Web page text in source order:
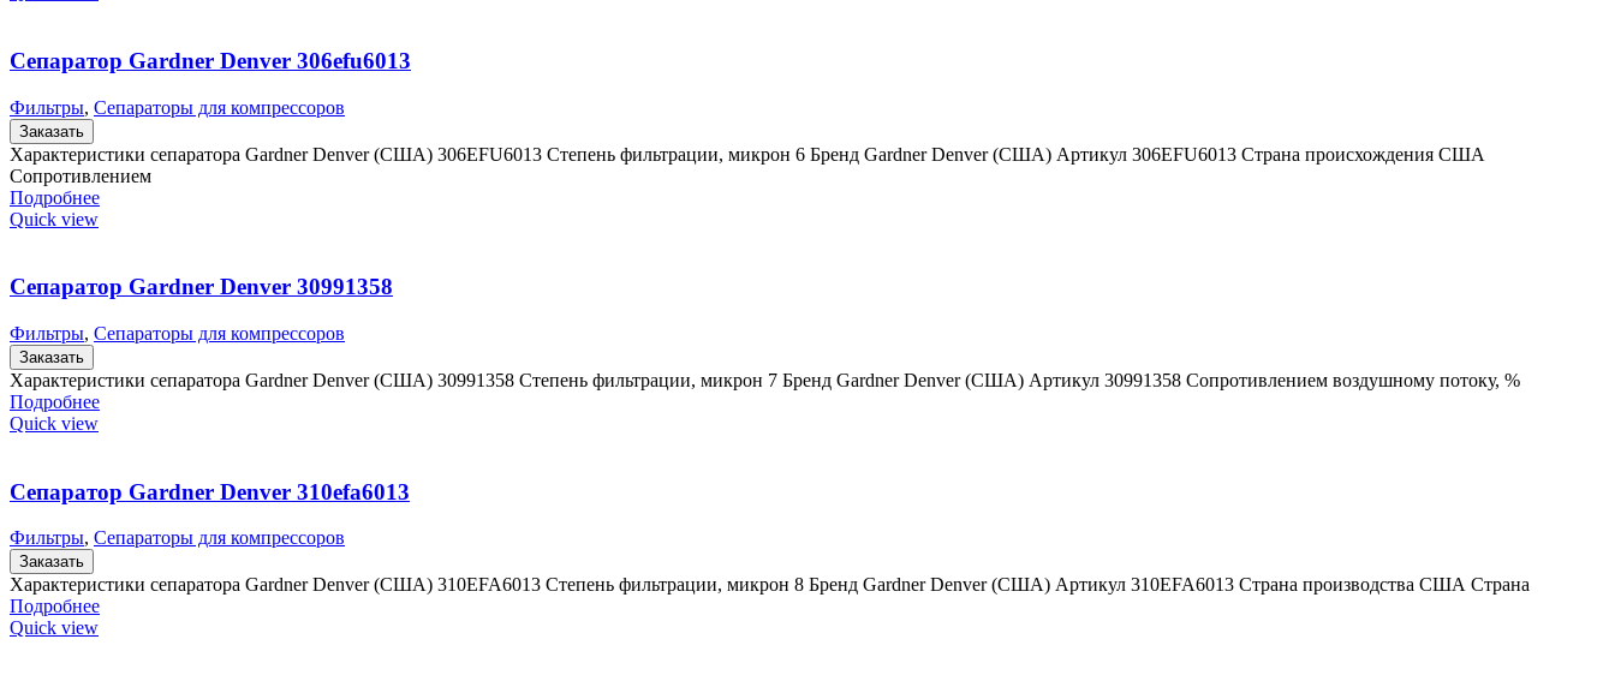
Сепаратор Gardner Denver 306еfu6013
Фильтры, Сепараторы для компрессоров
Заказать
Характеристики сепаратора Gardner Denver (США) 306ЕFU6013 Степень фильтрации, микрон 6 Бренд Gardner Denver (США) Артикул 306ЕFU6013 Страна происхождения США
Сопротивлением
Подробнее
Quick view
Сепаратор Gardner Denver 30991358
Фильтры, Сепараторы для компрессоров
Заказать
Характеристики сепаратора Gardner Denver (США) 30991358 Степень фильтрации, микрон 7 Бренд Gardner Denver (США) Артикул 30991358 Сопротивлением воздушному потоку, %
Подробнее
Quick view
Сепаратор Gardner Denver 310efa6013
Фильтры, Сепараторы для компрессоров
Заказать
Характеристики сепаратора Gardner Denver (США) 310EFA6013 Степень фильтрации, микрон 8 Бренд Gardner Denver (США) Артикул 310EFA6013 Страна производства США Страна
Подробнее
Quick view